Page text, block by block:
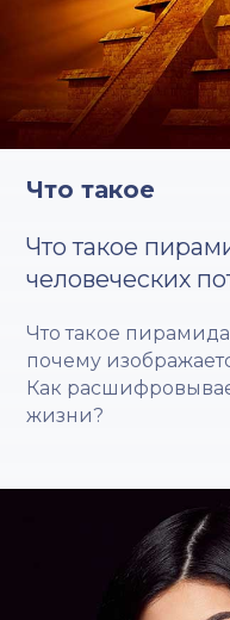
Что такое
Что такое
человеческих
Что такое
почему
Как
жизни?